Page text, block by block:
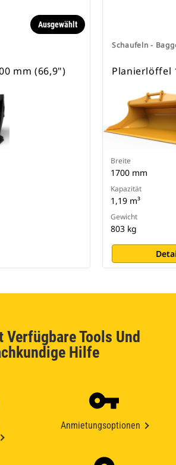
Spezielle CW-Schnellwechsler sind
für alle Ketten- und Mobilbagger
Ausgewählt
mm (66,9")
Schaufeln -
Planierlöffel
Breite
1700 mm
Kapazität
1,19 m³
Gewicht
803 kg
Verfügbare Tools Und
Hilfe
Anmietungsoptionen